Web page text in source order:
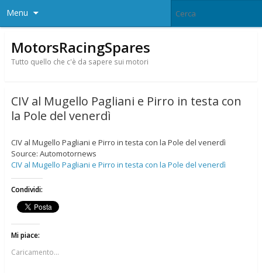
Menu
MotorsRacingSpares
Tutto quello che c'è da sapere sui motori
CIV al Mugello Pagliani e Pirro in testa con
la Pole del venerdì
CIV al Mugello Pagliani e Pirro in testa con la Pole del venerdì
Source: Automotornews
CIV al Mugello Pagliani e Pirro in testa con la Pole del venerdì
Condividi:
Mi piace:
Caricamento...